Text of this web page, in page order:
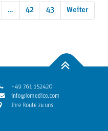
… 42 43 Weiter
+49 761 152420
info@iomedico.com
Ihre Route zu uns